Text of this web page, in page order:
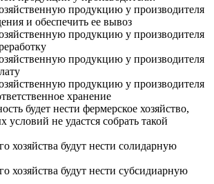
продукцию у производителя
и обеспечить ее вывоз
продукцию у производителя
продукцию у производителя
продукцию у производителя
хранение
будет нести фермерское хозяйство,
условий не удастся собрать такой
хозяйства будут нести солидарную
хозяйства будут нести субсидиарную